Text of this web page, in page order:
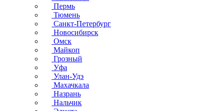
Пермь
Тюмень
Санкт-Петербург
Новосибирск
Омск
Майкоп
Грозный
Уфа
Улан-Удэ
Махачкала
Назрань
Нальчик